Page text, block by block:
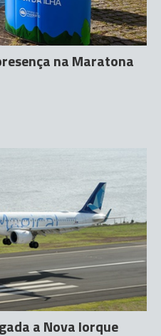
na Maratona
a Nova Iorque